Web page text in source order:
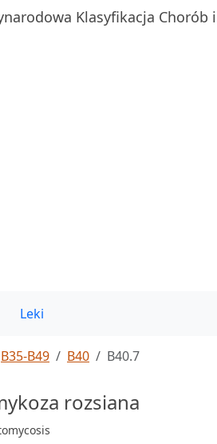
Klasyfikacja
Leki
B35-B49 B40 B40.7
rozsiana